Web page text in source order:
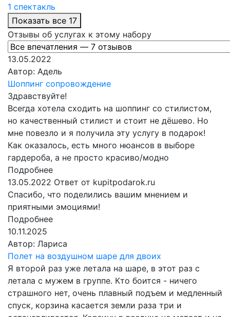
1 спектакль
Показать все 17
Отзывы об услугах к этому набору
13.05.2022
Автор: Адель
Шоппинг сопровождение
Здравствуйте!
Всегда хотела сходить на шоппинг со стилистом,
но качественный стилист и стоит не дёшево. Но
мне повезло и я получила эту услугу в подарок!
Как оказалось, есть много нюансов в выборе
гардероба, а не просто красиво/модно
Подробнее
13.05.2022 Ответ от kupitpodarok.ru
Спасибо, что поделились вашим мнением и
приятными эмоциями!
Подробнее
10.11.2025
Автор: Лариса
Полет на воздушном шаре для двоих
Я второй раз уже летала на шаре, в этот раз с
летала с мужем в группе. Кто боится - ничего
страшного нет, очень плавный подъем и медленный
спуск, корзина касается земли раза три и